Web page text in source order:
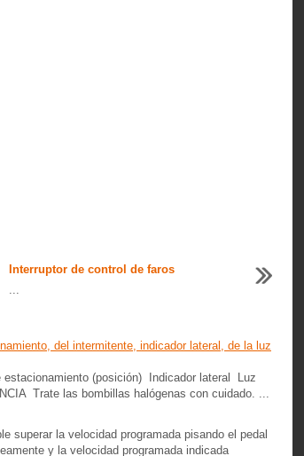
Interruptor de control de faros
...
del intermitente, indicador lateral, de la luz
(posición) Indicador lateral Luz
Trate las bombillas halógenas con cuidado. ...
superar la velocidad programada pisando el pedal
y la velocidad programada indicada